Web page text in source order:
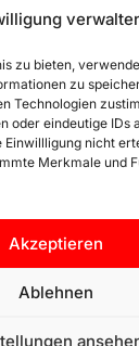
zu bieten,
zu
Technologien
oder eindeutige IDs
Einwillligung nicht
Merkmale und
Akzeptieren
Ablehnen
Uhr